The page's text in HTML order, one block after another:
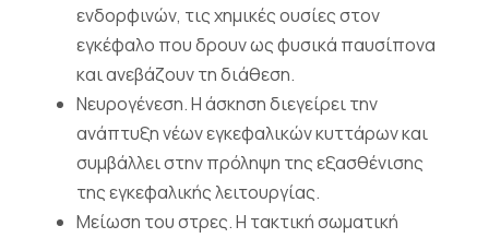
ενδορφινών, τις χημικές ουσίες στον
εγκέφαλο που δρουν ως φυσικά παυσίπονα
και ανεβάζουν τη διάθεση.
Νευρογένεση. Η άσκηση διεγείρει την
ανάπτυξη νέων εγκεφαλικών κυττάρων και
συμβάλλει στην πρόληψη της εξασθένισης
της εγκεφαλικής λειτουργίας.
Μείωση του στρες. Η τακτική σωματική